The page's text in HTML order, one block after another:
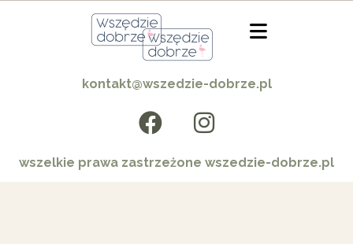
kontakt@wszedzie-dobrze.pl
wszelkie prawa zastrzeżone wszedzie-dobrze.pl